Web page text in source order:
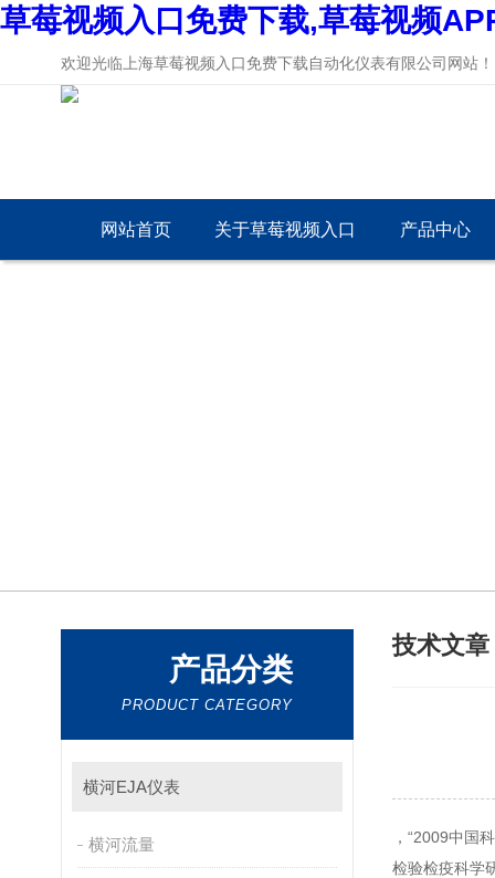
草莓视频入口免费下载,草莓视频
欢迎光临上海草莓视频入口免费下载自动化仪表有限公司网站！
网站首页 关于草莓视频入口 产品中心
产品分类
PRODUCT CATEGORY
横河EJA仪表
横河流量
技术文章
，“2009
检验检疫科学